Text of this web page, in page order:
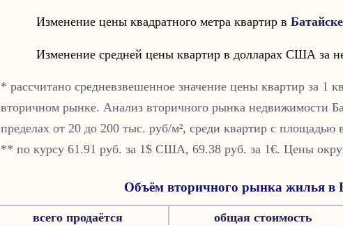
Изменение цены квадратного метра квартир в Батайске
Изменение средней цены квартир в долларах США за
* рассчитано средневзвешенное значение цены квартир за 1
вторичном рынке. Анализ вторичного рынка недвижимости
пределах от 20 до 200 тыс. руб/м², среди квартир с площадью
** по курсу 61.91 руб. за 1$ США, 69.38 руб. за 1€. Цены
Объём вторичного рынка жилья в
всего продаётся общая стоимость